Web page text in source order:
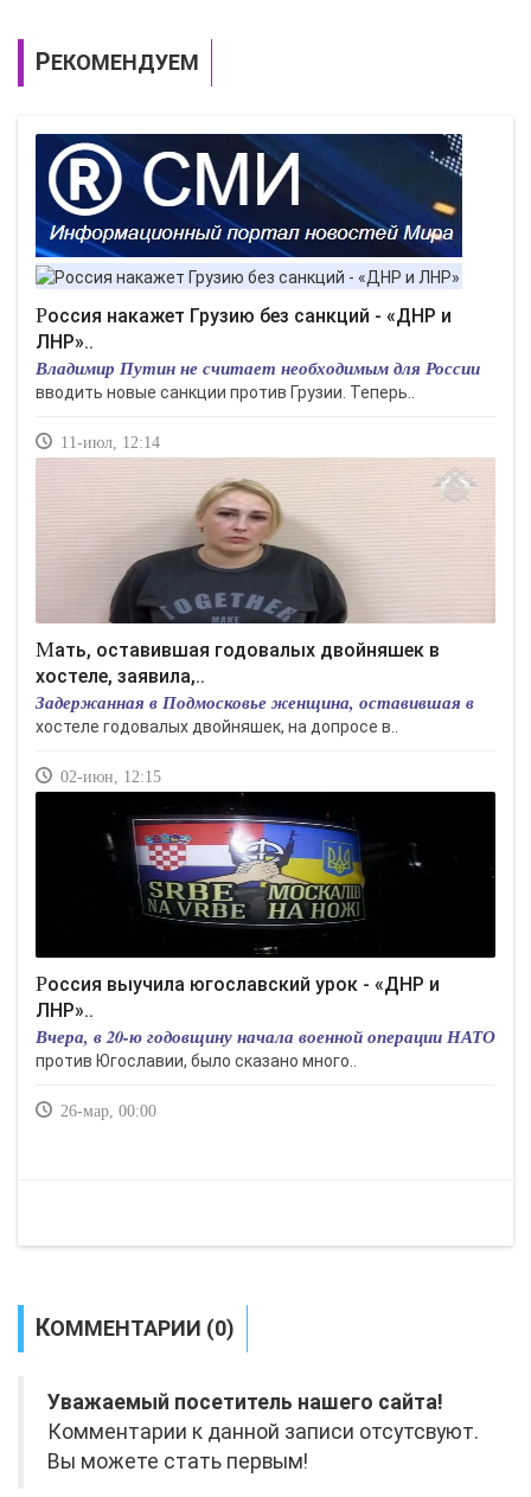
РЕКОМЕНДУЕМ
Россия накажет Грузию без санкций - «ДНР и
ЛНР»..
Владимир Путин не считает необходимым для России
вводить новые санкции против Грузии. Теперь..
11-июл, 12:14
Мать, оставившая годовалых двойняшек в
хостеле, заявила,..
Задержанная в Подмосковье женщина, оставившая в
хостеле годовалых двойняшек, на допросе в..
02-июн, 12:15
Россия выучила югославский урок - «ДНР и
ЛНР»..
Вчера, в 20-ю годовщину начала военной операции НАТО
против Югославии, было сказано много..
26-мар, 00:00
КОММЕНТАРИИ (0)
Уважаемый посетитель нашего сайта!
Комментарии к данной записи отсутсвуют.
Вы можете стать первым!